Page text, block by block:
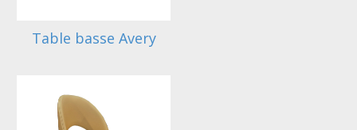
Table basse Avery